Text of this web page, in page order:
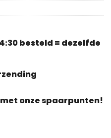
besteld = dezelfde
onze spaarpunten!